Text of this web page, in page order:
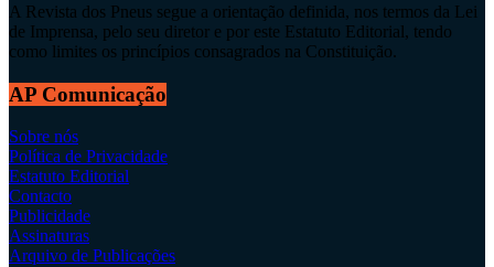
A Revista dos Pneus segue a orientação definida, nos termos da Lei
de Imprensa, pelo seu diretor e por este Estatuto Editorial, tendo
como limites os princípios consagrados na Constituição.
AP Comunicação
Sobre nós
Política de Privacidade
Estatuto Editorial
Contacto
Publicidade
Assinaturas
Arquivo de Publicações